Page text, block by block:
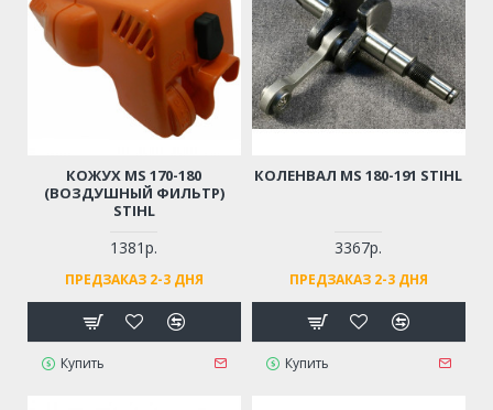
КОЖУХ MS 170-180
(ВОЗДУШНЫЙ ФИЛЬТР)
STIHL
1381р.
ПРЕДЗАКАЗ 2-3 ДНЯ
Купить
КОЛЕНВАЛ MS 180-191 STIHL
3367р.
ПРЕДЗАКАЗ 2-3 ДНЯ
Купить